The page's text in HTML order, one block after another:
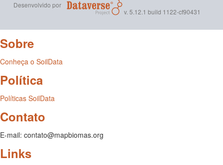
Desenvolvido por
v. 5.12.1 build 1122-cf90431
Sobre
Conheça o SoilData
Política
Políticas SoilData
Contato
E-mail: contato@mapbiomas.org
Links